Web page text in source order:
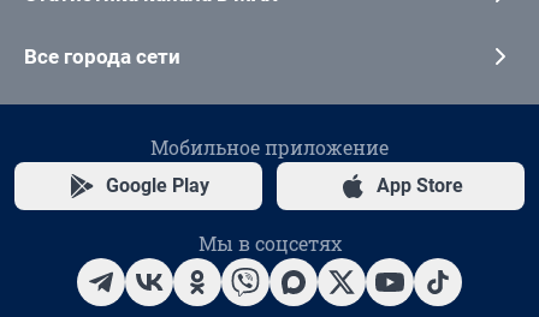
Все города сети
Мобильное приложение
Google Play App Store
Мы в соцсетях